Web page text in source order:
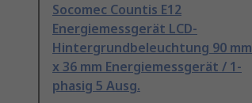
Socomec Countis E12
Energiemessgerät LCD-
Hintergrundbeleuchtung 90 mm
x 36 mm Energiemessgerät / 1-
phasig 5 Ausg.